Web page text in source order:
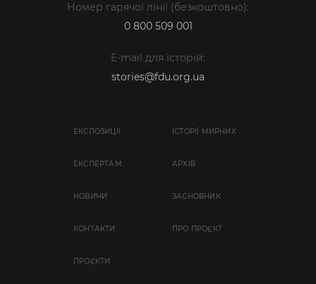
Номер гарячої лінії (безкоштовно):
0 800 509 001
E-mail для історій:
stories@fdu.org.ua
ЕКСПОЗИЦІЇ ІСТОРІЇ МИРНИХ
EКСПЕРТАМ АРХІВ
НОВИНИ ЗАСНОВНИК
КОНТАКТИ ПРО ПРОЄКТ
ПРОЄКТИ